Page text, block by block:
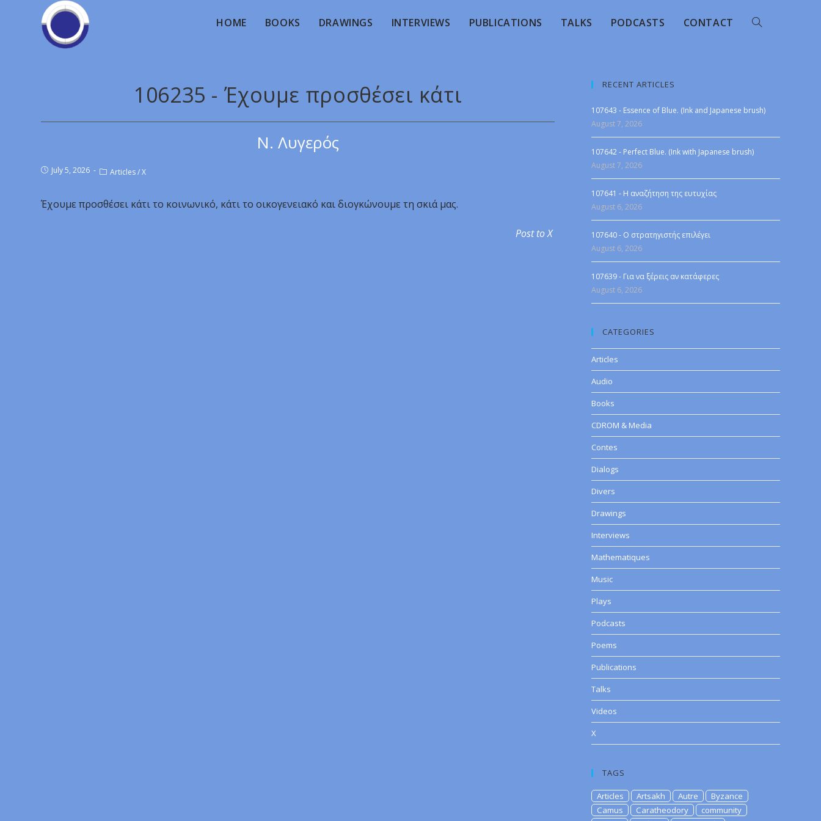
HOME BOOKS DRAWINGS INTERVIEWS PUBLICATIONS TALKS PODCASTS CONTACT
106235 - Έχουμε προσθέσει κάτι
Ν. Λυγερός
July 5, 2026 Articles/X
Έχουμε προσθέσει κάτι το κοινωνικό, κάτι το οικογενειακό και διογκώνουμε τη σκιά μας.
Post to X
RECENT ARTICLES
107643 - Essence of Blue. (Ink and Japanese brush)
August 7, 2026
107642 - Perfect Blue. (Ink with Japanese brush)
August 7, 2026
107641 - Η αναζήτηση της ευτυχίας
August 6, 2026
107640 - Ο στρατηγιστής επιλέγει
August 6, 2026
107639 - Για να ξέρεις αν κατάφερες
August 6, 2026
CATEGORIES
Articles
Audio
Books
CDROM & Media
Contes
Dialogs
Divers
Drawings
Interviews
Mathematiques
Music
Plays
Podcasts
Poems
Publications
Talks
Videos
X
TAGS
Articles Artsakh Autre
Byzance
Camus
Caratheodory
community